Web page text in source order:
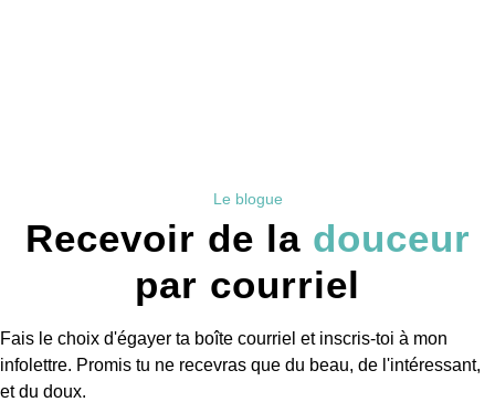
Le blogue
Recevoir de la douceur
par courriel
Fais le choix d'égayer ta boîte courriel et inscris-toi à mon
infolettre. Promis tu ne recevras que du beau, de l'intéressant,
et du doux.